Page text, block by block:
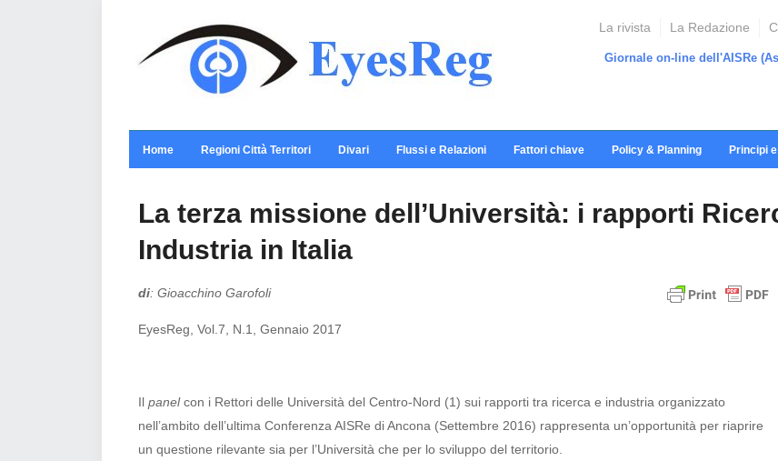
La rivista La Redazione
Giornale on-line dell'AISRe
Home Regioni Città Territori Divari Flussi e Relazioni Fattori chiave Policy & Planning Principi
La terza missione dell’Università: i rapporti
Industria in Italia
di: Gioacchino Garofoli
EyesReg, Vol.7, N.1, Gennaio 2017
Il panelcon i Rettori delle Università del Centro-Nord (1) sui rapporti tra ricerca e industria organizzato
nell’ambito dell’ultima Conferenza AISRe di Ancona (Settembre 2016) rappresenta un’opportunità per riaprire
un questione rilevante sia per l’Università che per lo sviluppo del territorio.